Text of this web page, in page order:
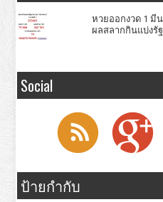
หวยออกงวด 1 มี
ผลสลากกินแบ่งรั
Social
ป้ายกำกับ